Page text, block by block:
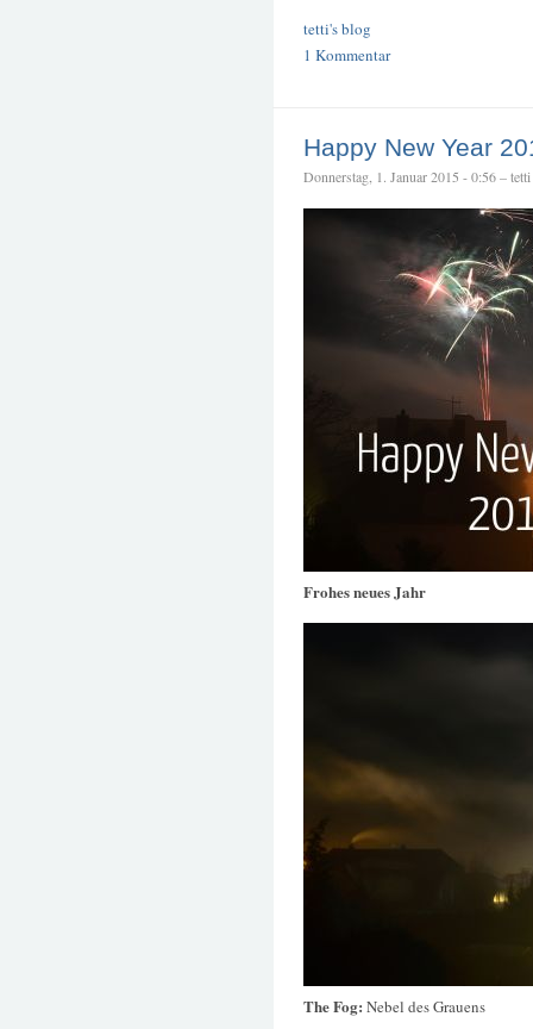
tetti's blog
1 Kommentar
Happy New Year
Donnerstag, 1. Januar 2015 - 0:56 – tetti
Frohes neues Jahr
The Fog: Nebel des Grauens